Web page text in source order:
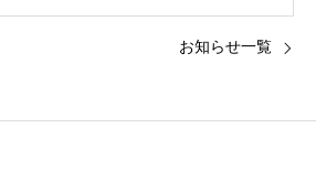
お知らせ一覧